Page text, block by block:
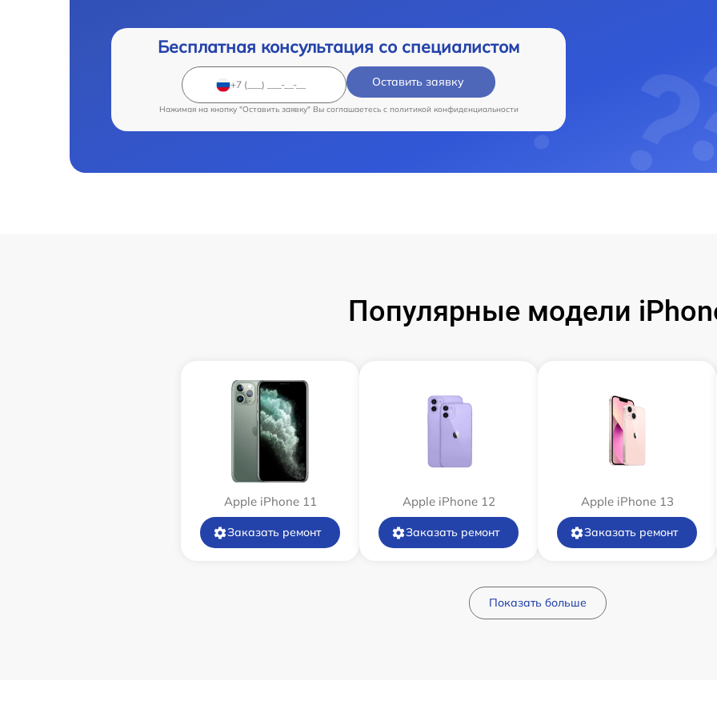
Бесплатная консультация со специалистом
Оставить заявку
Нажимая на кнопку "Оставить заявку" Вы соглашаетесь c политикой конфиденциальности
Популярные модели
Apple iPhone 11
Заказать ремонт
Apple iPhone 12
Заказать ремонт
Apple iPhone 13
Заказать ремонт
Показать больше